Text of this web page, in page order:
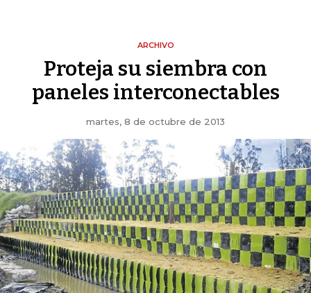
ARCHIVO
Proteja su siembra con
paneles interconectables
martes, 8 de octubre de 2013